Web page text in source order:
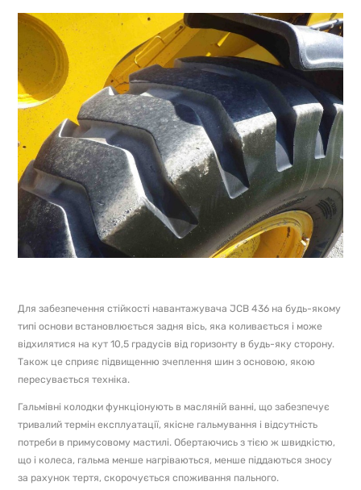
Для забезпечення стійкості навантажувача JCB 436 на будь-якому
типі основи встановлюється задня вісь, яка коливається і може
відхилятися на кут 10,5 градусів від горизонту в будь-яку сторону.
Також це сприяє підвищенню зчеплення шин з основою, якою
пересувається техніка.
Гальмівні колодки функціонують в масляній ванні, що забезпечує
тривалий термін експлуатації, якісне гальмування і відсутність
потреби в примусовому мастилі. Обертаючись з тією ж швидкістю,
що і колеса, гальма менше нагріваються, менше піддаються зносу
за рахунок тертя, скорочується споживання пального.